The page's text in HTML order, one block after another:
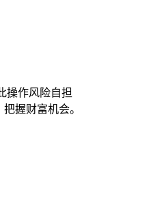
操作风险自担
握财富机会。